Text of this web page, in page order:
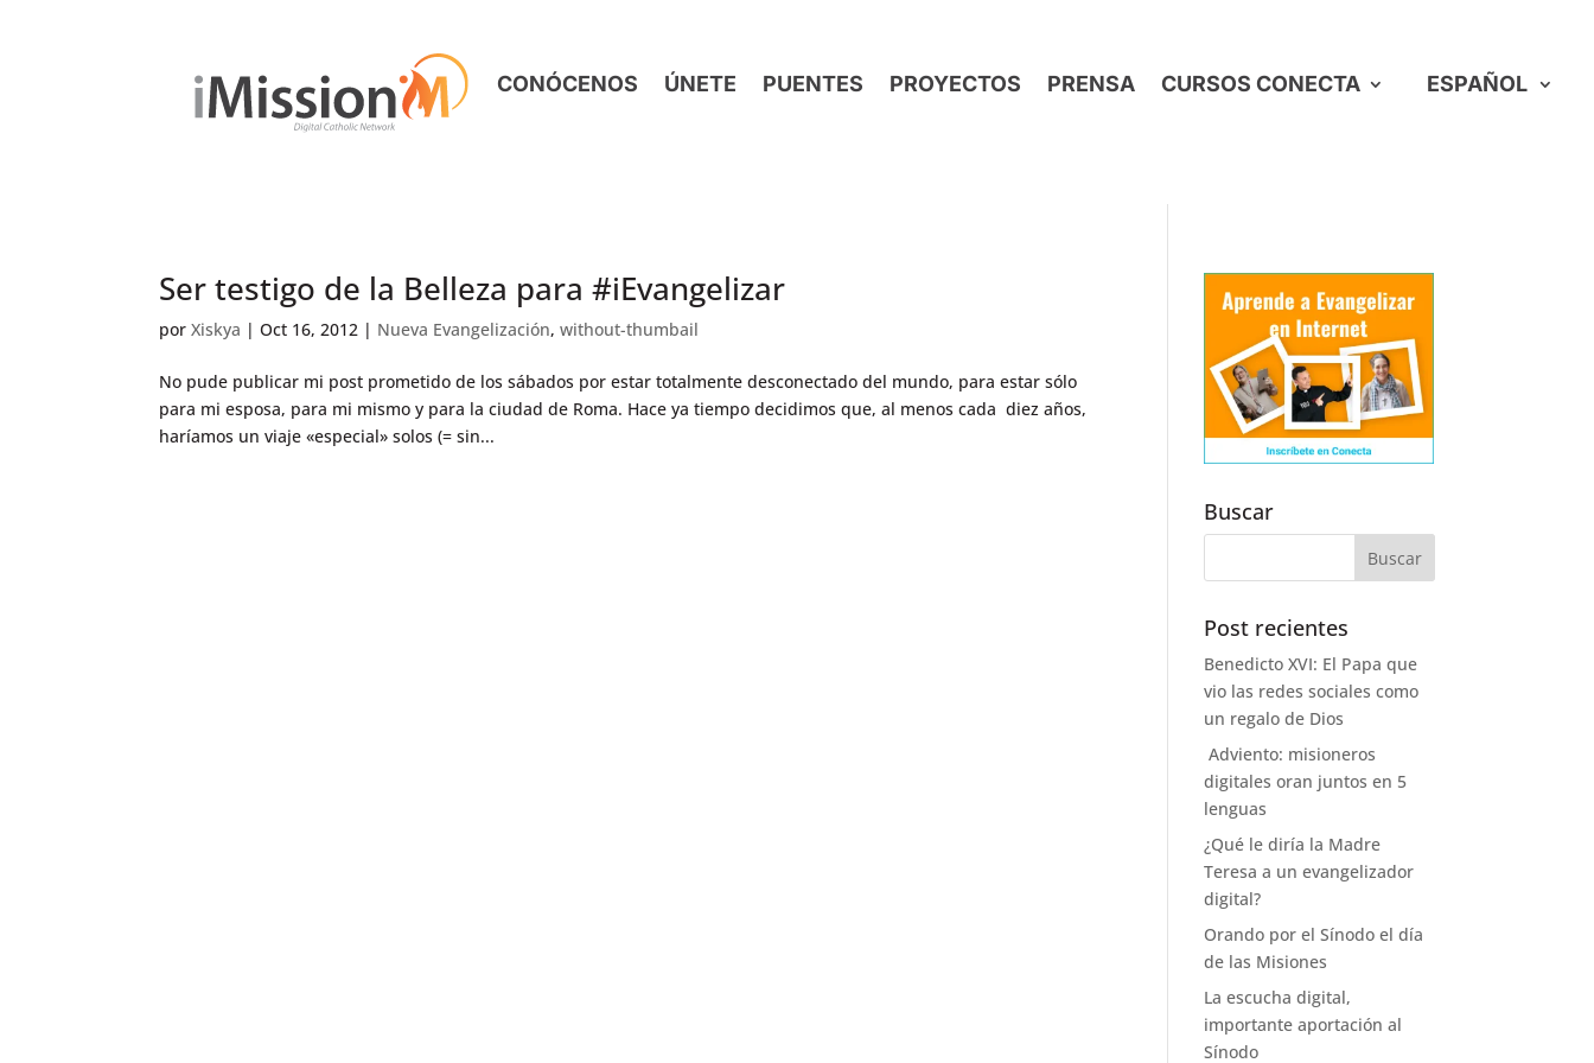
CONÓCENOS ÚNETE PUENTES PROYECTOS PRENSA CURSOS CONECTA ESPAÑOL
Ser testigo de la Belleza para #iEvangelizar
porXiskya |Oct 16, 2012 | Nueva Evangelización,without-thumbail
No pude publicar mi post prometido de los sábados por estar totalmente desconectado del mundo, para estar sólo
para mi esposa, para mi mismo y para la ciudad de Roma. Hace ya tiempo decidimos que, al menos cada diez años,
haríamos un viaje «especial» solos (= sin...
Buscar
Post recientes
Benedicto XVI: El Papa que
vio las redes sociales como
un regalo de Dios
Adviento: misioneros
digitales oran juntos en 5
lenguas
¿Qué le diría la Madre
Teresa a un evangelizador
digital?
Orando por el Sínodo el día
de las Misiones
La escucha digital,
importante aportación al
Sínodo